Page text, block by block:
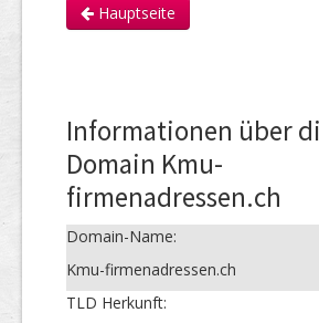
Hauptseite
Informationen über
Domain Kmu-
firmenadressen.ch
Domain-Name:
Kmu-firmenadressen.ch
TLD Herkunft: